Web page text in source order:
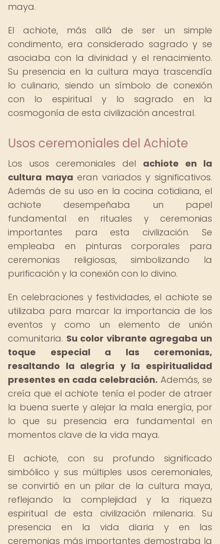
maya.
El achiote, más allá de ser un simple
condimento, era considerado sagrado y se
asociaba con la divinidad y el renacimiento.
Su presencia en la cultura maya trascendía
lo culinario, siendo un símbolo de conexión
con lo espiritual y lo sagrado en la
cosmogonía de esta civilización ancestral.
Usos ceremoniales del Achiote
Los usos ceremoniales del achiote en la
cultura maya eran variados y significativos.
Además de su uso en la cocina cotidiana, el
achiote desempeñaba un papel
fundamental en rituales y ceremonias
importantes para esta civilización. Se
empleaba en pinturas corporales para
ceremonias religiosas, simbolizando la
purificación y la conexión con lo divino.
En celebraciones y festividades, el achiote se
utilizaba para marcar la importancia de los
eventos y como un elemento de unión
comunitaria. Su color vibrante agregaba un
toque especial a las ceremonias,
resaltando la alegría y la espiritualidad
presentes en cada celebración. Además, se
creía que el achiote tenía el poder de atraer
la buena suerte y alejar la mala energía, por
lo que su presencia era fundamental en
momentos clave de la vida maya.
El achiote, con su profundo significado
simbólico y sus múltiples usos ceremoniales,
se convirtió en un pilar de la cultura maya,
reflejando la complejidad y la riqueza
espiritual de esta civilización milenaria. Su
presencia en la vida diaria y en las
ceremonias más importantes demostraba la